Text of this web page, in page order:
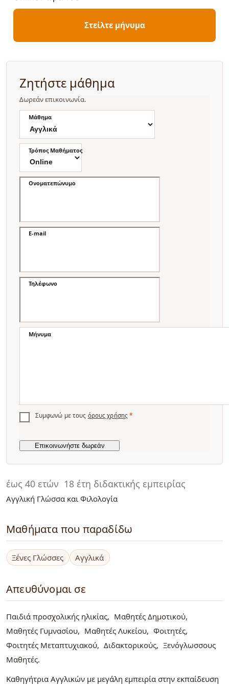
έως 40 ετών 18 έτη διδακτικής εμπειρίας
Αγγλική Γλώσσα και Φιλολογία
Μαθήματα που παραδίδω
Ξένες Γλώσσες Αγγλικά
Απευθύνομαι σε
Παιδιά προσχολικής ηλικίας
Μαθητές Δημοτικού
Μαθητές Γυμνασίου
Μαθητές Λυκείου
Φοιτητές
Φοιτητές Μεταπτυχιακού
Διδακτορικούς
Ξενόγλωσσους
Μαθητές
Καθηγήτρια Αγγλικών με μεγάλη εμπειρία στην εκπαίδευση
Στείλτε μήνυμα
Ζητήστε μάθημα
Δωρεάν επικοινωνία.
Μάθημα
Τρόπος Μαθήματος
Ονοματεπώνυμο
E-mail
Τηλέφωνο
Μήνυμα
Συμφωνώ με τους όρους χρήσης *